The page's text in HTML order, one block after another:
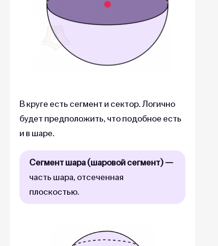
В круге есть сегмент и сектор. Логично
будет предположить, что подобное есть
и в шаре.
Сегмент шара (шаровой сегмент) —
часть шара, отсеченная
плоскостью.